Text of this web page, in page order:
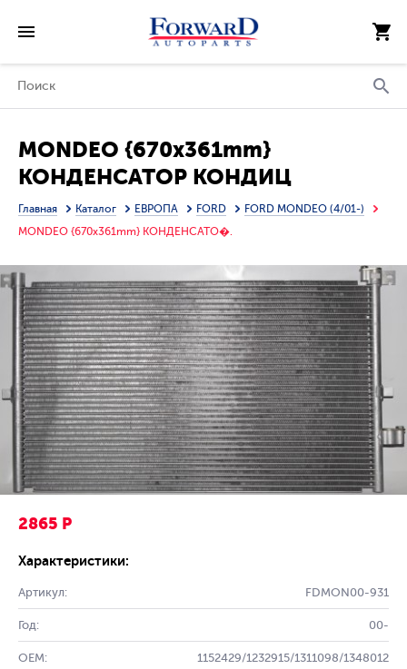
MONDEO {670x361mm}
КОНДЕНСАТОР КОНДИЦ
(см.каталог)
Главная Каталог ЕВРОПА FORD
FORD MONDEO (4/01-)
MONDEO {670x361mm} КОНДЕНСАТО�.
2865 Р
Характеристики:
Артикул: FDMON00-931
Год: 00-
OEM: 1152429/1232915/1311098/1348012